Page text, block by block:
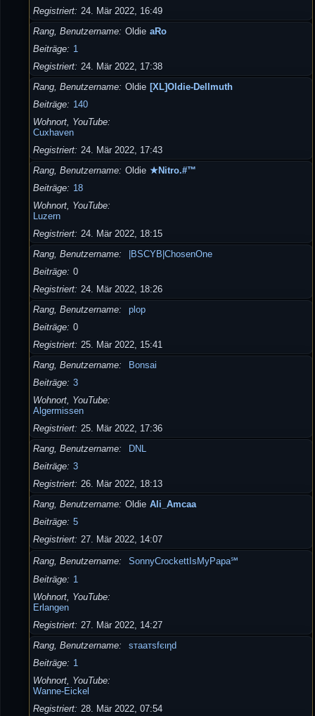
Registriert 24. Mär 2022, 16:49
Rang, Benutzername Oldie aRo
Beiträge
1
Registriert 24. Mär 2022, 17:38
Rang, Benutzername Oldie [XL]Oldie-Dellmuth
Beiträge
140
Wohnort, YouTube
Cuxhaven
Registriert 24. Mär 2022, 17:43
Rang, Benutzername Oldie ★Nitro.#™
Beiträge
18
Wohnort, YouTube
Luzern
Registriert 24. Mär 2022, 18:15
Rang, Benutzername
|BSCYB|ChosenOne
Beiträge 0
Registriert 24. Mär 2022, 18:26
Rang, Benutzername
plop
Beiträge 0
Registriert 25. Mär 2022, 15:41
Rang, Benutzername
Bonsai
Beiträge 3
Wohnort, YouTube
Algermissen
Registriert 25. Mär 2022, 17:36
Rang, Benutzername
DNL
Beiträge 3
Registriert 26. Mär 2022, 18:13
Rang, Benutzername Oldie Ali_Amcaa
Beiträge 5
Registriert 27. Mär 2022, 14:07
Rang, Benutzername
SonnyCrockettIsMyPapa℠
Beiträge
1
Wohnort, YouTube
Erlangen
Registriert 27. Mär 2022, 14:27
Rang, Benutzername
ѕтaaтѕfєιηd
Beiträge
1
Wohnort, YouTube
Wanne-Eickel
Registriert 28. Mär 2022, 07:54